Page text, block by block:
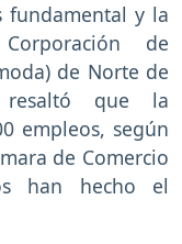
fundamental y la
de
de Norte de
resaltó que la
empleos, según
de Comercio
han hecho el